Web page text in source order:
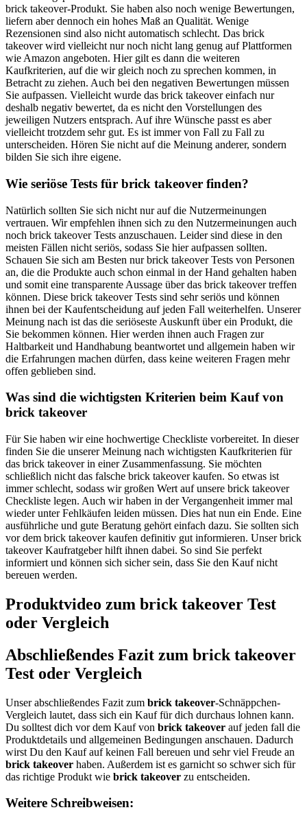
brick takeover-Produkt. Sie haben also noch wenige Bewertungen,
liefern aber dennoch ein hohes Maß an Qualität. Wenige
Rezensionen sind also nicht automatisch schlecht. Das brick
takeover wird vielleicht nur noch nicht lang genug auf Plattformen
wie Amazon angeboten. Hier gilt es dann die weiteren
Kaufkriterien, auf die wir gleich noch zu sprechen kommen, in
Betracht zu ziehen. Auch bei den negativen Bewertungen müssen
Sie aufpassen. Vielleicht wurde das brick takeover einfach nur
deshalb negativ bewertet, da es nicht den Vorstellungen des
jeweiligen Nutzers entsprach. Auf ihre Wünsche passt es aber
vielleicht trotzdem sehr gut. Es ist immer von Fall zu Fall zu
unterscheiden. Hören Sie nicht auf die Meinung anderer, sondern
bilden Sie sich ihre eigene.
Wie seriöse Tests für brick takeover finden?
Natürlich sollten Sie sich nicht nur auf die Nutzermeinungen
vertrauen. Wir empfehlen ihnen sich zu den Nutzermeinungen auch
noch brick takeover Tests anzuschauen. Leider sind diese in den
meisten Fällen nicht seriös, sodass Sie hier aufpassen sollten.
Schauen Sie sich am Besten nur brick takeover Tests von Personen
an, die die Produkte auch schon einmal in der Hand gehalten haben
und somit eine transparente Aussage über das brick takeover treffen
können. Diese brick takeover Tests sind sehr seriös und können
ihnen bei der Kaufentscheidung auf jeden Fall weiterhelfen. Unserer
Meinung nach ist das die seriöseste Auskunft über ein Produkt, die
Sie bekommen können. Hier werden ihnen auch Fragen zur
Haltbarkeit und Handhabung beantwortet und allgemein haben wir
die Erfahrungen machen dürfen, dass keine weiteren Fragen mehr
offen geblieben sind.
Was sind die wichtigsten Kriterien beim Kauf von
brick takeover
Für Sie haben wir eine hochwertige Checkliste vorbereitet. In dieser
finden Sie die unserer Meinung nach wichtigsten Kaufkriterien für
das brick takeover in einer Zusammenfassung. Sie möchten
schließlich nicht das falsche brick takeover kaufen. So etwas ist
immer schlecht, sodass wir großen Wert auf unsere brick takeover
Checkliste legen. Auch wir haben in der Vergangenheit immer mal
wieder unter Fehlkäufen leiden müssen. Dies hat nun ein Ende. Eine
ausführliche und gute Beratung gehört einfach dazu. Sie sollten sich
vor dem brick takeover kaufen definitiv gut informieren. Unser brick
takeover Kaufratgeber hilft ihnen dabei. So sind Sie perfekt
informiert und können sich sicher sein, dass Sie den Kauf nicht
bereuen werden.
Produktvideo zum brick takeover Test
oder Vergleich
Abschließendes Fazit zum brick takeover
Test oder Vergleich
Unser abschließendes Fazit zum brick takeover-Schnäppchen-
Vergleich lautet, dass sich ein Kauf für dich durchaus lohnen kann.
Du solltest dich vor dem Kauf von brick takeover auf jeden fall die
Produktdetails und allgemeinen Bedingungen anschauen. Dadurch
wirst Du den Kauf auf keinen Fall bereuen und sehr viel Freude an
brick takeover haben. Außerdem ist es garnicht so schwer sich für
das richtige Produkt wie brick takeover zu entscheiden.
Weitere Schreibweisen: